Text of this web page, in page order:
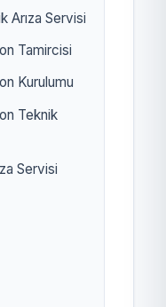
Arıza Servisi
Tamircisi
Kurulumu
Teknik
Servisi